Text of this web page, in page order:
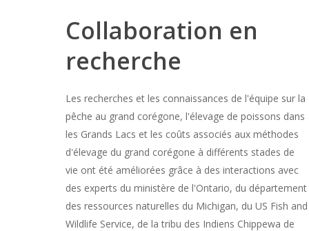
Collaboration en
recherche
Les recherches et les connaissances de l'équipe sur la
pêche au grand corégone, l'élevage de poissons dans
les Grands Lacs et les coûts associés aux méthodes
d'élevage du grand corégone à différents stades de
vie ont été améliorées grâce à des interactions avec
des experts du ministère de l'Ontario, du département
des ressources naturelles du Michigan, du US Fish and
Wildlife Service, de la tribu des Indiens Chippewa de